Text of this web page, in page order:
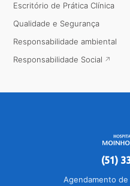
Escritório de Prática Clínica
Qualidade e Segurança
Responsabilidade ambiental
Responsabilidade Social
(51)
Agendamento